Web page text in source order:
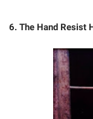
6. The Hand Resist